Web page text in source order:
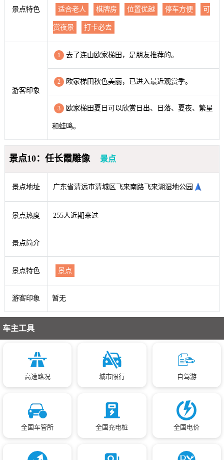
景点特色 适合老人 棋牌房 位置优越 停车方便 可
赏夜景 打卡必去
游客印象
1 去了连山欧家梯田，是朋友推荐的。
2 欧家梯田秋色美丽，已进入最近观赏季。
3 欧家梯田夏日可以欣赏日出、日落、夏夜、繁星
和蛙鸣。
景点10：任长霞雕像 景点
景点地址 广东省清远市清城区飞来南路飞来湖湿地公园
景点热度 255人近期来过
景点简介
景点特色 景点
游客印象 暂无
车主工具
高速路况 城市限行 自驾游
全国车管所 全国充电桩 全国电价